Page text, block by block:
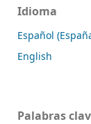
Idioma
Español
English
Palabras